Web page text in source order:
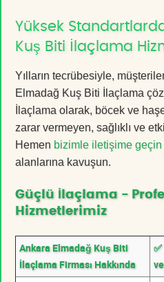
Yüksek
Kuş Biti İlaçlama
Yılların tecrübesiyle,
Elmadağ Kuş Biti İlaçlama
İlaçlama olarak, böcek ve
zarar vermeyen, sağlıklı ve
Hemen bizimle iletişime geçin
alanlarına kavuşun.
Güçlü İlaçlama -
Hizmetlerimiz
Ankara Elmadağ Kuş Biti
İlaçlama Firması Hakkında